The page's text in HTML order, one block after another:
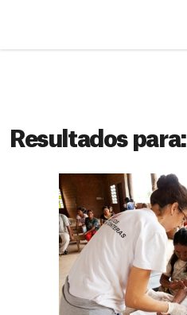
Resultados para:
r